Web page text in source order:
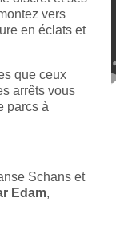
vers
en éclats et
que ceux
arrêts vous
parcs à
Schans et
Edam,